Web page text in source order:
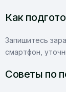
Как
Запишитесь
смартфон,
Советы по